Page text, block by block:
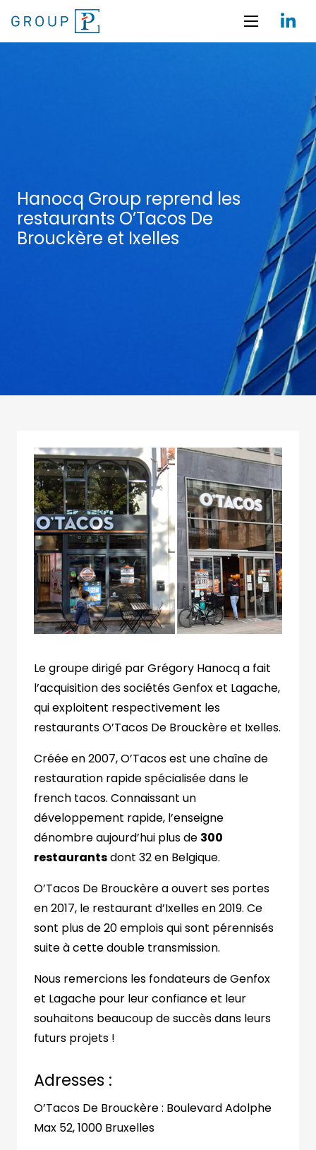
Hanocq Group reprend les
restaurants O’Tacos De
Brouckère et Ixelles
Le groupe dirigé par Grégory Hanocq a fait
l’acquisition des sociétés Genfox et Lagache,
qui exploitent respectivement les
restaurants O’Tacos De Brouckère et Ixelles.
Créée en 2007, O’Tacos est une chaîne de
restauration rapide spécialisée dans le
french tacos. Connaissant un
développement rapide, l’enseigne
dénombre aujourd’hui plus de 300
restaurantsdont 32 en Belgique.
O’Tacos De Brouckère a ouvert ses portes
en 2017, le restaurant d’Ixelles en 2019. Ce
sont plus de 20 emplois qui sont pérennisés
suite à cette double transmission.
Nous remercions les fondateurs de Genfox
et Lagache pour leur confiance et leur
souhaitons beaucoup de succès dans leurs
futurs projets !
Adresses :
O’Tacos De Brouckère : Boulevard Adolphe
Max 52, 1000 Bruxelles